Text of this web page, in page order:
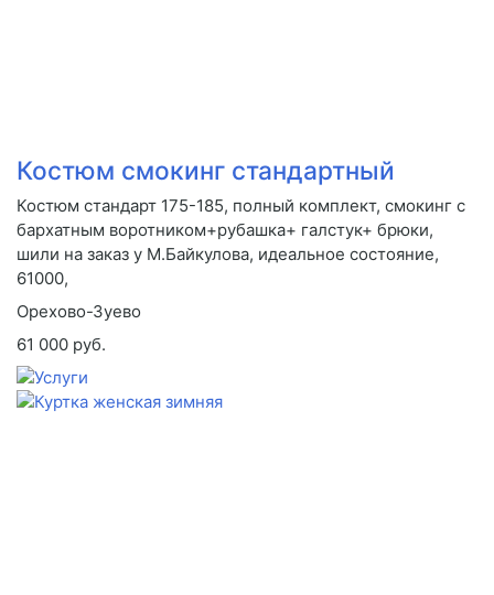
Костюм смокинг стандартный
Костюм стандарт 175-185, полный комплект, смокинг с
бархатным воротником+рубашка+ галстук+ брюки,
шили на заказ у М.Байкулова, идеальное состояние,
61000,
Орехово-Зуево
61 000 руб.